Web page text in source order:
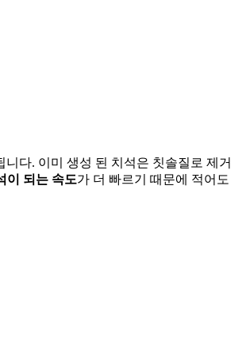
다. 이미 생성 된 치석은 칫솔질로 제거
이 되는 속도가 더 빠르기 때문에 적어도